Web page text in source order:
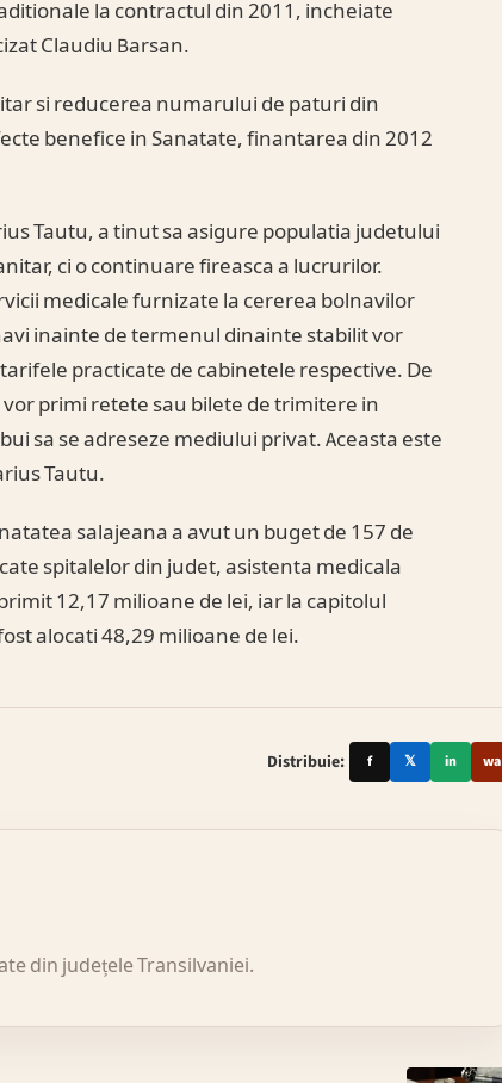
la contractul din 2011, incheiate
Claudiu Barsan.
si reducerea numarului de paturi din
benefice in Sanatate, finantarea din 2012
Tautu, a tinut sa asigure populatia judetului
ci o continuare fireasca a lucrurilor.
medicale furnizate la cererea bolnavilor
inainte de termenul dinainte stabilit vor
practicate de cabinetele respective. De
primi retete sau bilete de trimitere in
sa se adreseze mediului privat. Aceasta este
Tautu.
salajeana a avut un buget de 157 de
spitalelor din judet, asistenta medicala
12,17 milioane de lei, iar la capitolul
alocati 48,29 milioane de lei.
Distribuie: f 𝕏 in wa
din județele Transilvaniei.